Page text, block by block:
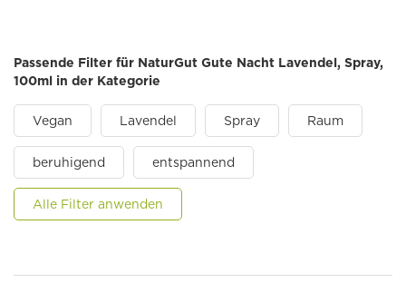
Passende Filter für NaturGut Gute Nacht Lavendel, Spray,
100ml in der Kategorie
Vegan Lavendel Spray Raum
beruhigend entspannend
Alle Filter anwenden